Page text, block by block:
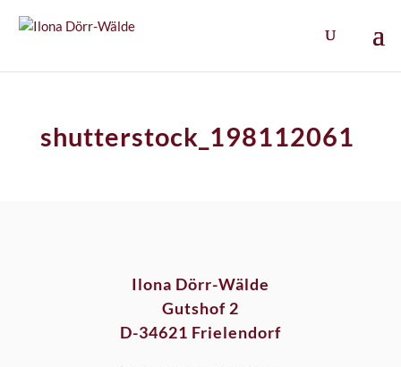
shutterstock_198112061
Ilona Dörr-Wälde
Gutshof 2
D-34621 Frielendorf